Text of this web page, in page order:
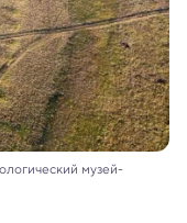
музей-